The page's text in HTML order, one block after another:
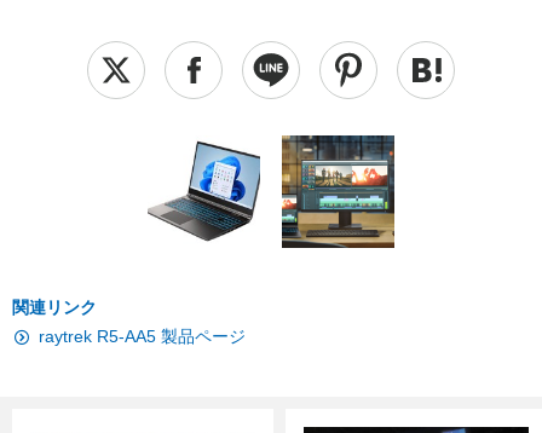
関連リンク
raytrek R5-AA5 製品ページ